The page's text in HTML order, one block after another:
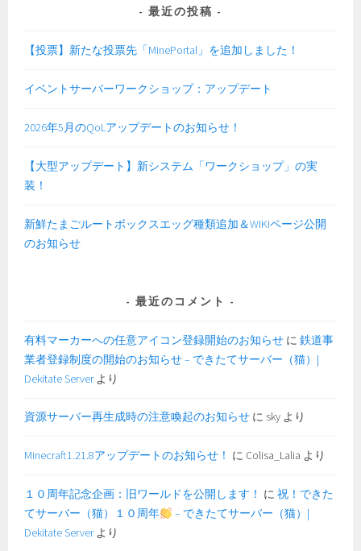
最近の投稿
【投票】新たな投票先「MinePortal」を追加しました！
イベントサーバーワークショップ：アップデート
2026年5月のQoLアップデートのお知らせ！
【大型アップデート】新システム「ワークショップ」の実
装！
新鮮たまごルートボックスエッグ種類追加＆WIKIページ公開
のお知らせ
最近のコメント
有料マーカーへの任意アイコン登録開始のお知らせ に鉄道事
業者登録制度の開始のお知らせ – できたてサーバー（猫）|
Dekitate Serverより
資源サーバー再生成時の注意喚起のお知らせ に sky より
Minecraft1.21.8アップデートのお知らせ！ に Colisa_Lalia より
１０周年記念企画：旧ワールドを公開します！ に祝！できた
てサーバー（猫）１０周年
– できたてサーバー（猫）|
Dekitate Serverより